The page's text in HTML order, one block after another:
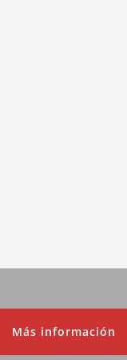
Más información